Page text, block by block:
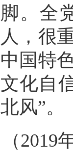
脚。全
人，很
中国特
文化自
北风”。
（2019